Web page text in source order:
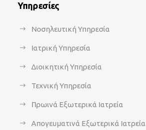
Υπηρεσίες
Νοσηλευτική Υπηρεσία
Ιατρική Υπηρεσία
Διοικητική Υπηρεσία
Τεχνική Υπηρεσία
Πρωινά Εξωτερικά Ιατρεία
Απογευματινά Εξωτερικά Ιατρεία